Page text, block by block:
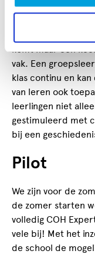
aandacht nodig.
de creatieve
komt maar één
vak. Een
klas continu en
van leren ook
leerlingen niet
gestimuleerd met
bij een
Pilot
We zijn voor de
de zomer starten
volledig COH
vele bij! Met het
de school de